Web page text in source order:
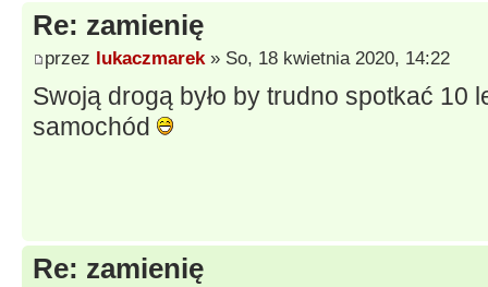
Re: zamienię
przez lukaczmarek » So, 18 kwietnia 2020, 14:22
Swoją drogą było by trudno spotkać 10
samochód
Re: zamienię